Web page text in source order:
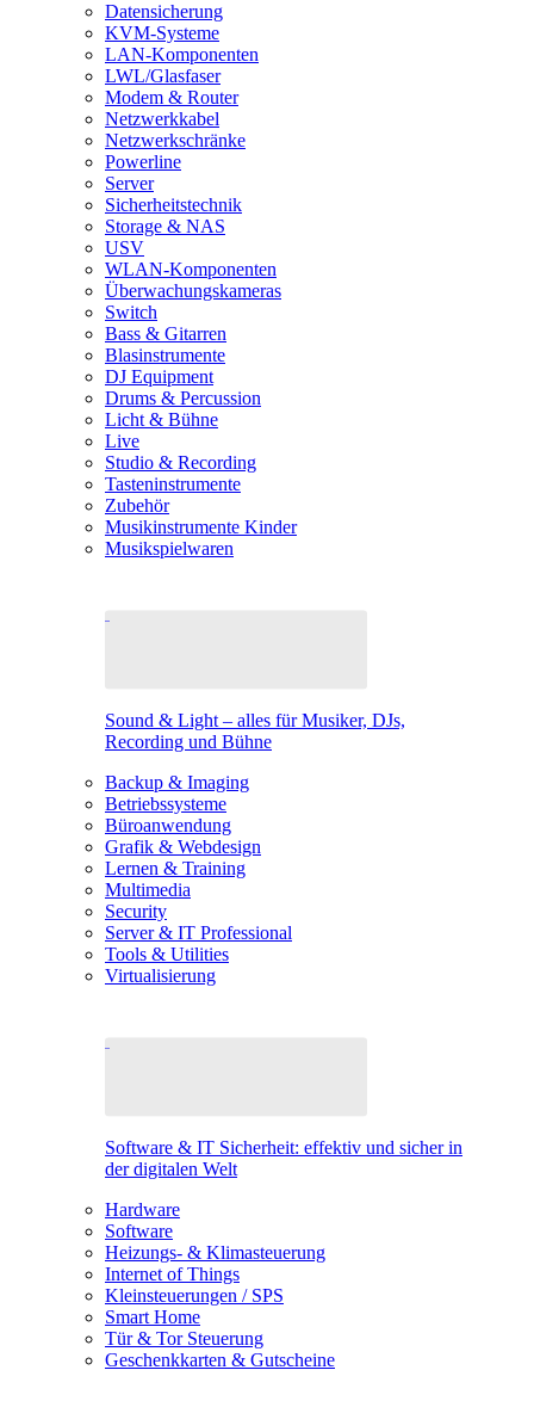
Datensicherung
KVM-Systeme
LAN-Komponenten
LWL/Glasfaser
Modem & Router
Netzwerkkabel
Netzwerkschränke
Powerline
Server
Sicherheitstechnik
Storage & NAS
USV
WLAN-Komponenten
Überwachungskameras
Switch
Bass & Gitarren
Blasinstrumente
DJ Equipment
Drums & Percussion
Licht & Bühne
Live
Studio & Recording
Tasteninstrumente
Zubehör
Musikinstrumente Kinder
Musikspielwaren
Sound & Light – alles für Musiker, DJs,
Recording und Bühne
Backup & Imaging
Betriebssysteme
Büroanwendung
Grafik & Webdesign
Lernen & Training
Multimedia
Security
Server & IT Professional
Tools & Utilities
Virtualisierung
Software & IT Sicherheit: effektiv und sicher in
der digitalen Welt
Hardware
Software
Heizungs- & Klimasteuerung
Internet of Things
Kleinsteuerungen / SPS
Smart Home
Tür & Tor Steuerung
Geschenkkarten & Gutscheine